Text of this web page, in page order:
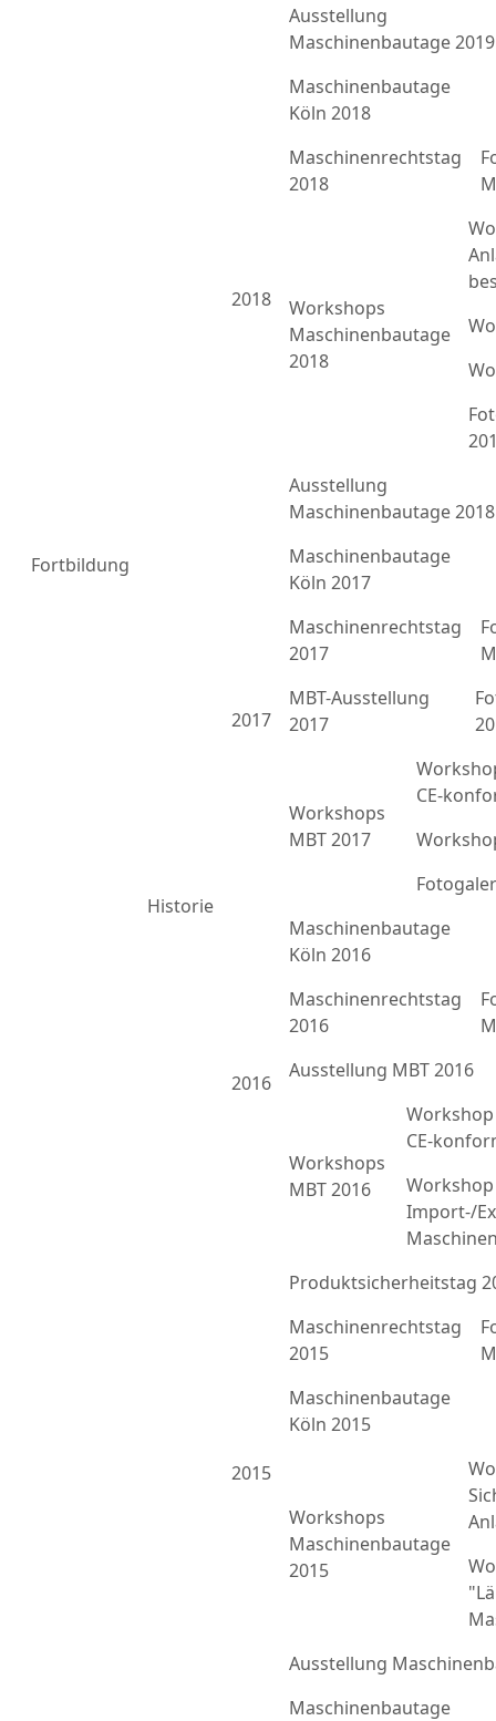
Fortbildung
Historie
Ausstellung
Maschinenbautage 2019
2018
Maschinenbautage
Köln 2018
Maschinenrechtstag
2018
Workshops
Maschinenbautage
2018
Ausstellung
Maschinenbautage 2018
2017
Maschinenbautage
Köln 2017
Maschinenrechtstag
2017
MBT-Ausstellung
2017
Workshops
MBT 2017
CE-
2016
Maschinenbautage
Köln 2016
Maschinenrechtstag
2016
Ausstellung MBT 2016
Workshops
MBT 2016
CE-
Import-/
2015
Produktsicherheitstag
Maschinenrechtstag
2015
Maschinenbautage
Köln 2015
Workshops
Maschinenbautage
2015
Ausstellung
Maschinenbautage